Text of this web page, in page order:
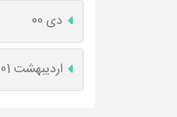
دی 00
اردیبهشت 01